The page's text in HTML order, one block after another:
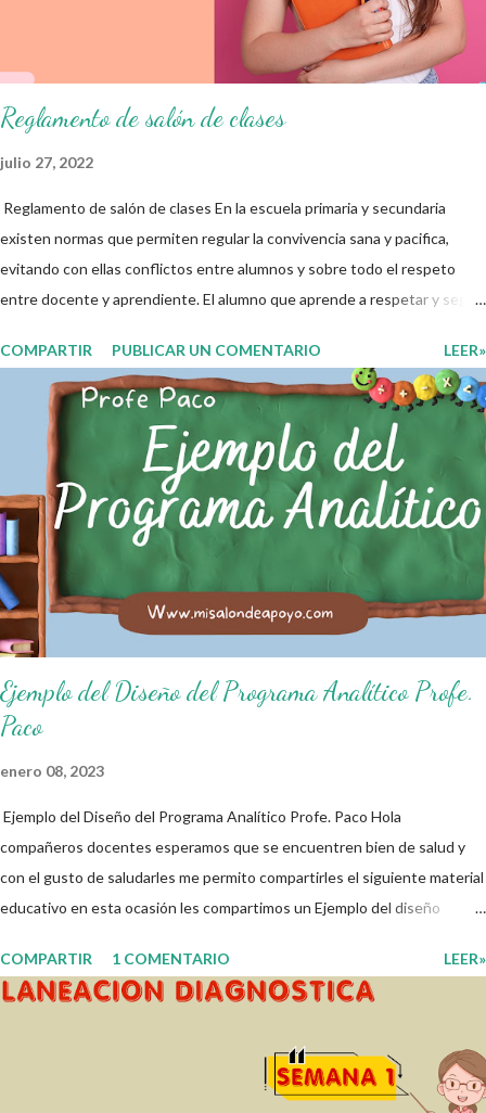
educativo y gracias por su preferencia. Recuerden que todo material
Reglamento de salón de clases
julio 27, 2022
Reglamento de salón de clases En la escuela primaria y secundaria
existen normas que permiten regular la convivencia sana y pacifica,
evitando con ellas conflictos entre alumnos y sobre todo el respeto
entre docente y aprendiente. El alumno que aprende a respetar y seguir
entiende las consecuencias de sus acciones, es por eso que el objetivo
fundamental de las normas de clases o reglamento de aula buscan
formar aprendientes que desde pequeños, entiendan, analizan y
practiquen las grandes responsabilidades que conlleva ser un buen
ciudadano. A continuación les compartimos algunos ejemplos de reglas
de salón de clases: 1. Cumplo con mis tareas y trabajos. 2. Cuidado mi
higiene personal. 3. Levanto la mano para hablar. 4. Pido permiso para
ir al baño 5. Deposito la basura en su lugar. 6. Cumplo con mis útiles
esc...
COMPARTIR PUBLICAR UN COMENTARIO LEER»
Ejemplo del Diseño del Programa Analítico Profe.
Paco
enero 08, 2023
Ejemplo del Diseño del Programa Analítico Profe. Paco Hola
compañeros docentes esperamos que se encuentren bien de salud y
con el gusto de saludarles me permito compartirles el siguiente material
educativo en esta ocasión les compartimos un Ejemplo del diseño
fortalecer los procesos de enseñanza y aprendizaje para que los
alumnos alcacen los niveles de logro educativo. Gracias por seguir a
diferentes materiales que hacen que todo esto sea posible,
recordándoles que nosotros solo los compartimos con fines educativos,
COMPARTIR 1 COMENTARIO LEER»